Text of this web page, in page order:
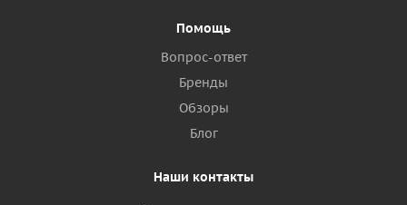
Помощь
Вопрос-ответ
Бренды
Обзоры
Блог
Наши контакты